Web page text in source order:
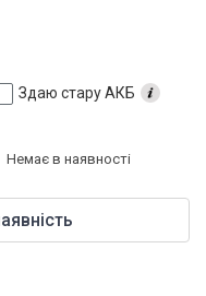
Здаю стару АКБ
Немає в наявності